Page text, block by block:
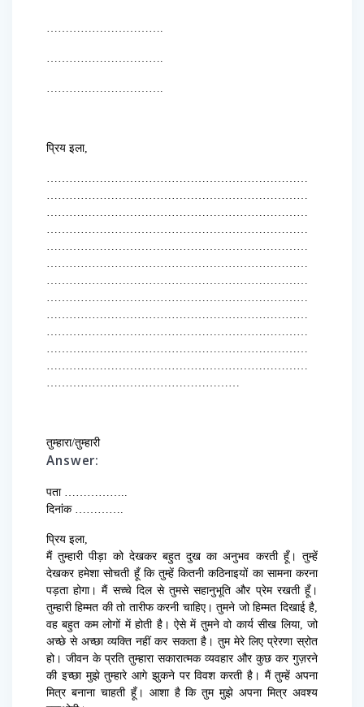
………………………….
………………………….
………………………….
प्रिय इला,
……………………………………………………………
……………………………………………………………
……………………………………………………………
……………………………………………………………
……………………………………………………………
……………………………………………………………
……………………………………………………………
……………………………………………………………
……………………………………………………………
……………………………………………………………
……………………………………………………………
……………………………………………………………
……………………………………………
तुम्हारा/तुम्हारी
Answer:
पता ……………..
दिनांक ………….
प्रिय इला,
मैं तुम्हारी पीड़ा को देखकर बहुत दुख का अनुभव करती हूँ। तुम्हें
देखकर हमेशा सोचती हूँ कि तुम्हें कितनी कठिनाइयों का सामना करना
पड़ता होगा। मैं सच्चे दिल से तुमसे सहानुभूति और प्रेम रखती हूँ।
तुम्हारी हिम्मत की तो तारीफ करनी चाहिए। तुमने जो हिम्मत दिखाई है,
वह बहुत कम लोगों में होती है। ऐसे में तुमने वो कार्य सीख लिया, जो
अच्छे से अच्छा व्यक्ति नहीं कर सकता है। तुम मेरे लिए प्रेरणा स्रोत
हो। जीवन के प्रति तुम्हारा सकारात्मक व्यवहार और कुछ कर गुज़रने
की इच्छा मुझे तुम्हारे आगे झुकने पर विवश करती है। मैं तुम्हें अपना
मित्र बनाना चाहती हूँ। आशा है कि तुम मुझे अपना मित्र अवश्य